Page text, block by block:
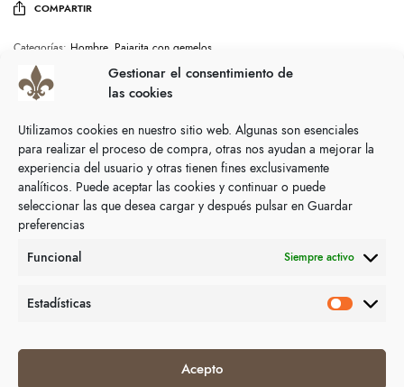
Gestionar el consentimiento de
las cookies
Utilizamos cookies en nuestro sitio web. Algunas son esenciales
para realizar el proceso de compra, otras nos ayudan a mejorar la
experiencia del usuario y otras tienen fines exclusivamente
analíticos. Puede aceptar las cookies y continuar o puede
seleccionar las que desea cargar y después pulsar en Guardar
preferencias
Funcional
Siempre activo
Estadísticas
Acepto
COMPARTIR
Categorías: Hombre, Pajarita con gemelos
Descripción
Muy elegante, distinción.
Productos relacionados